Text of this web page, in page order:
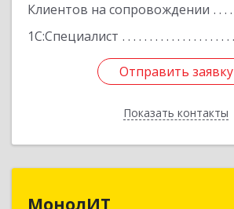
Клиентов на сопровождении
1С:Специалист
Отправить заявку
Показать контакты
Отправить заявку
Назад
МонолИТ